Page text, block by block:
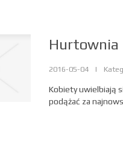
Hurtownia
2016-05-04 |
Kobiety uwielbiają
podążać za